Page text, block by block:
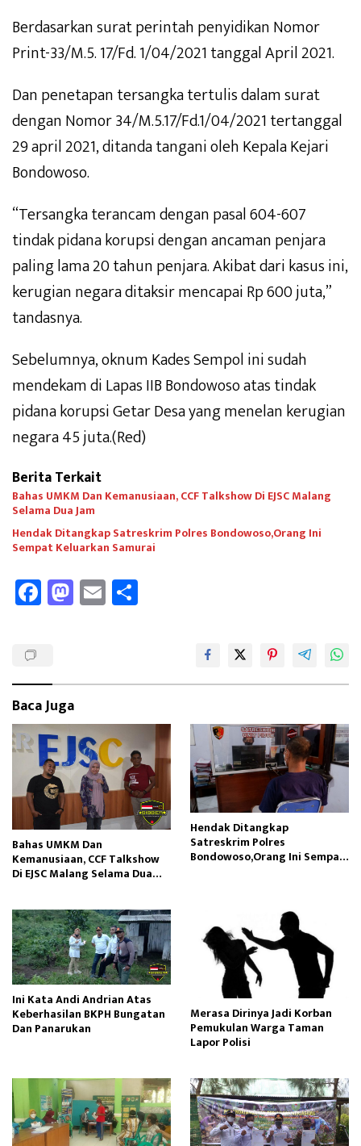
Berdasarkan surat perintah penyidikan Nomor
Print-33/M.5. 17/Fd. 1/04/2021 tanggal April 2021.
Dan penetapan tersangka tertulis dalam surat
dengan Nomor 34/M.5.17/Fd.1/04/2021 tertanggal
29 april 2021, ditanda tangani oleh Kepala Kejari
Bondowoso.
“Tersangka terancam dengan pasal 604-607
tindak pidana korupsi dengan ancaman penjara
paling lama 20 tahun penjara. Akibat dari kasus ini,
kerugian negara ditaksir mencapai Rp 600 juta,”
tandasnya.
Sebelumnya, oknum Kades Sempol ini sudah
mendekam di Lapas IIB Bondowoso atas tindak
pidana korupsi Getar Desa yang menelan kerugian
negara 45 juta.(Red)
Berita Terkait
Bahas UMKM Dan Kemanusiaan, CCF Talkshow Di EJSC Malang
Selama Dua Jam
Hendak Ditangkap Satreskrim Polres Bondowoso,Orang Ini
Sempat Keluarkan Samurai
Fa
ce
k
M
as
o
n
E
m
Baca Juga
Bahas UMKM Dan
Kemanusiaan, CCF Talkshow
Di EJSC Malang Selama Dua
Hendak Ditangkap
Satreskrim Polres
Bondowoso,Orang Ini Sempat
Ini Kata Andi Andrian Atas
Keberhasilan BKPH Bungatan
Dan Panarukan
Merasa Dirinya Jadi Korban
Pemukulan Warga Taman
Lapor Polisi